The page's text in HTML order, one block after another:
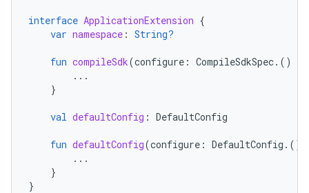
interface ApplicationExtension {
var namespace : String?
fun compileSdk(configure : CompileSdkSpec.()
...
}
val defaultConfig : DefaultConfig
fun defaultConfig(configure : DefaultConfig .()
...
}
}